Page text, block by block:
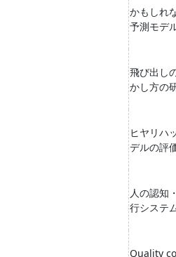
かもしれ
予測モデ
飛び出し
かし方の
ヒヤリハ
デルの評
人の認知
行システ
Quality